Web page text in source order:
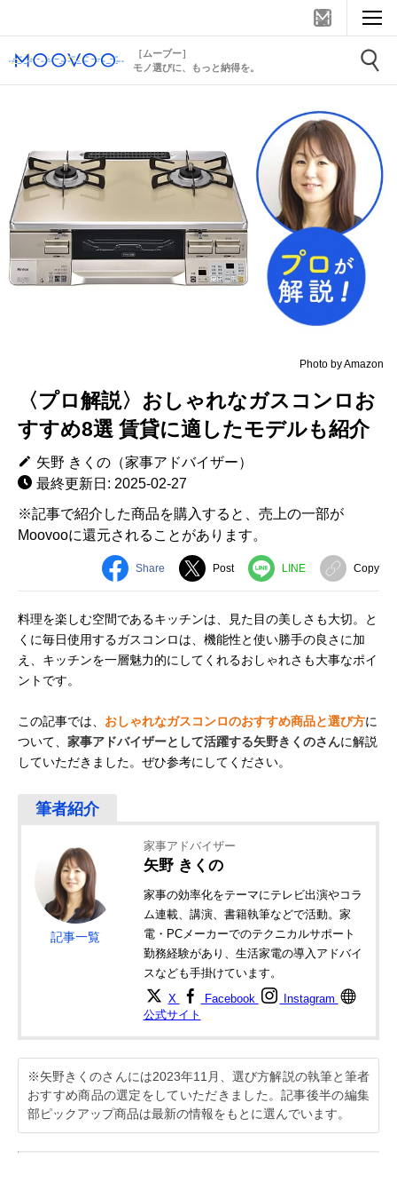
［ムーブー］
モノ選びに、もっと納得を。
Photo by Amazon
〈プロ解説〉おしゃれなガスコンロお
すすめ8選 賃貸に適したモデルも紹介
矢野 きくの（家事アドバイザー）
最終更新日: 2025-02-27
※記事で紹介した商品を購入すると、売上の一部が
Moovooに還元されることがあります。
Share Post LINE Copy
料理を楽しむ空間であるキッチンは、見た目の美しさも大切。と
くに毎日使用するガスコンロは、機能性と使い勝手の良さに加
え、キッチンを一層魅力的にしてくれるおしゃれさも大事なポイ
ントです。
この記事では、 おしゃれなガスコンロのおすすめ商品と選び方に
ついて、 家事アドバイザーとして活躍する矢野きくのさんに解説
していただきました。ぜひ参考にしてください。
記事一覧
家事アドバイザー
矢野 きくの
家事の効率化をテーマにテレビ出演やコラ
ム連載、講演、書籍執筆などで活動。家
電・PCメーカーでのテクニカルサポート
勤務経験があり、生活家電の導入アドバイ
スなども手掛けています。
X Facebook
Instagram
公式サイト
※矢野きくのさんには2023年11月、選び方解説の執筆と筆者
おすすめ商品の選定をしていただきました。記事後半の編集
部ピックアップ商品は最新の情報をもとに選んでいます。